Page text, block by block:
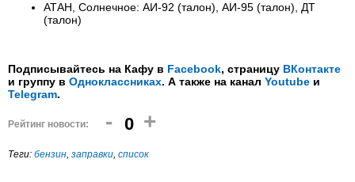
АТАН, Солнечное: АИ-92 (талон), АИ-95 (талон), ДТ
(талон)
Подписывайтесь на Кафу в Facebook, страницу ВКонтакте
и группу в Одноклассниках. А также на канал Youtube и
Telegram.
Рейтинг новости: - 0 +
Теги: бензин, заправки, список